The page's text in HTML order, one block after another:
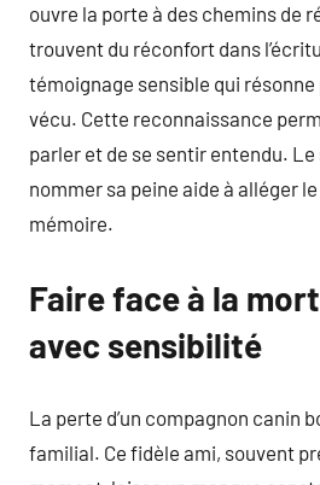
ouvre la porte à des chemins de
trouvent du réconfort dans
témoignage sensible qui
vécu. Cette reconnaissance
parler et de se sentir entendu.
nommer sa peine aide à alléger
mémoire.
Faire face à la
avec sensibilité
La perte d’un compagnon canin
familial. Ce fidèle ami, souvent